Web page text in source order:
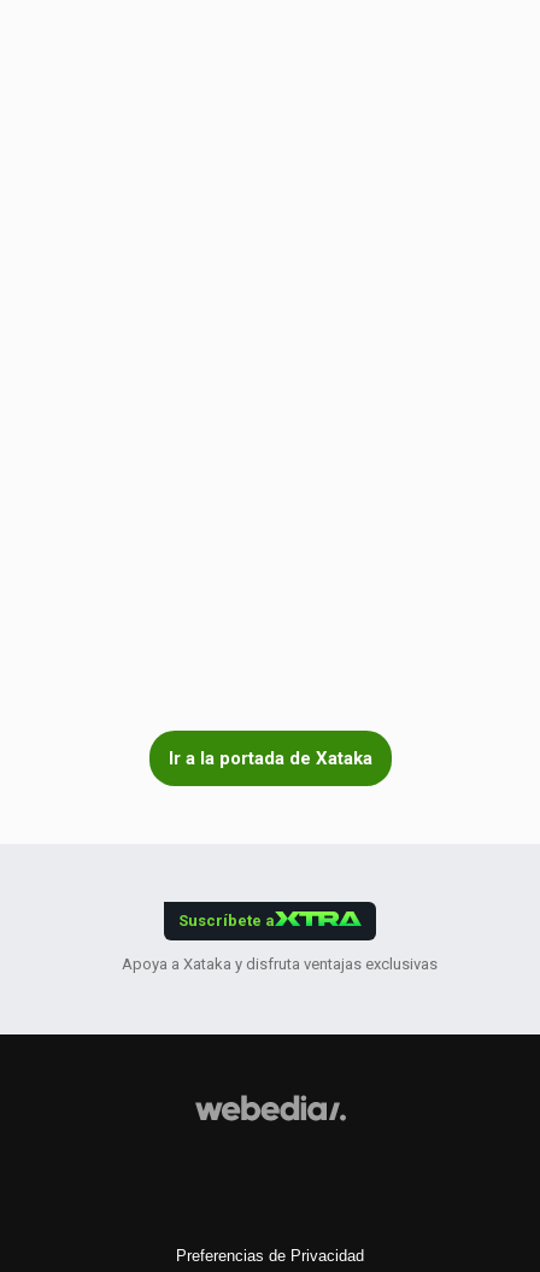
Ir a la portada de Xataka
Suscríbete a
Apoya a Xataka y disfruta ventajas exclusivas
Preferencias de Privacidad